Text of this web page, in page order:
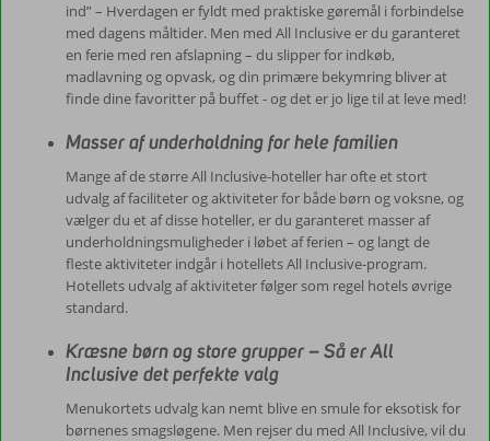
ind” – Hverdagen er fyldt med praktiske gøremål i forbindelse
med dagens måltider. Men med All Inclusive er du garanteret
en ferie med ren afslapning – du slipper for indkøb,
madlavning og opvask, og din primære bekymring bliver at
finde dine favoritter på buffet - og det er jo lige til at leve med!
Masser af underholdning for hele familien
Mange af de større All Inclusive-hoteller har ofte et stort
udvalg af faciliteter og aktiviteter for både børn og voksne, og
vælger du et af disse hoteller, er du garanteret masser af
underholdningsmuligheder i løbet af ferien – og langt de
fleste aktiviteter indgår i hotellets All Inclusive-program.
Hotellets udvalg af aktiviteter følger som regel hotels øvrige
standard.
Kræsne børn og store grupper – Så er All
Inclusive det perfekte valg
Menukortets udvalg kan nemt blive en smule for eksotisk for
børnenes smagsløgene. Men rejser du med All Inclusive, vil du